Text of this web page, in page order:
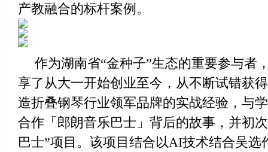
产教融合的标杆案例。
作为湖南省“金种子”生态的重要参与者
享了从大一开始创业至今，从不断试错获
造折叠钢琴行业领军品牌的实战经验，与
合作「郎朗音乐巴士」背后的故事，并初
巴士”项目。该项目结合以AI技术结合吴选